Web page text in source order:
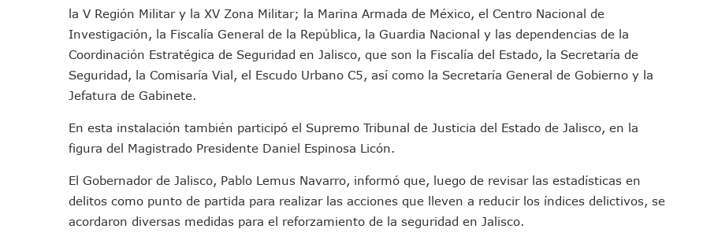
Poderoso Terremoto Destruye Edificios Y Puentes En Japón (VIDEOS)
Munguía Es El Sexto Mejor Alcalde De Jalisco, Según Statistical Research Corporation
ATM Incorpora 20 Nuevos Camiones Al Corredor Bahía De Banderas–Puerto Vallarta
Colectivos Piden A Lemus Más Ministerios Públicos Para Puerto Vallarta
Caída De “El Mencho” Elevó Percepción De Inseguridad En Puerto Vallarta
Mercado Vallarta Incluye Reúne A Emprendedores Locales En La Isla Shopping Village
CEDHJ Señala Violaciones A Derechos De Víctima De Abuso Sexual En Preescolar
Ayutla Bajo Investigación Tras Reporte De Posible Crematorio Clandestino
Maleza Crece En Camellones De La Principal Avenida Turística De Puerto Vallarta
la V Región Militar y la XV Zona Militar; la Marina Armada de México, el Centro Nacional de
Investigación, la Fiscalía General de la República, la Guardia Nacional y las dependencias de la
Coordinación Estratégica de Seguridad en Jalisco, que son la Fiscalía del Estado, la Secretaría de
Seguridad, la Comisaría Vial, el Escudo Urbano C5, así como la Secretaría General de Gobierno y la
Jefatura de Gabinete.
En esta instalación también participó el Supremo Tribunal de Justicia del Estado de Jalisco, en la
figura del Magistrado Presidente Daniel Espinosa Licón.
El Gobernador de Jalisco, Pablo Lemus Navarro, informó que, luego de revisar las estadísticas en
delitos como punto de partida para realizar las acciones que lleven a reducir los índices delictivos, se
acordaron diversas medidas para el reforzamiento de la seguridad en Jalisco.